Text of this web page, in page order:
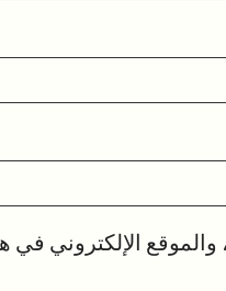
الإلكتروني في